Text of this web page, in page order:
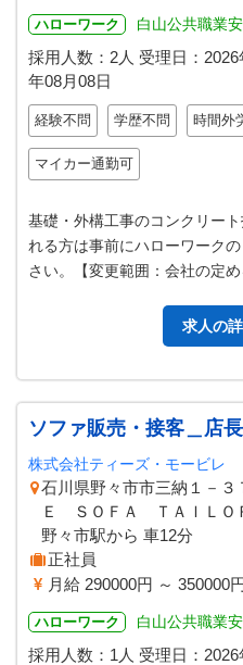
ハローワーク 白山公共職業
採用人数：2人 受理日： 2026
年08月08日
経験不問 学歴不問 時間外
マイカー通勤可
基礎・外構工事のコンクリー
れる方は事前にハローワーク
さい。【変更範囲：会社の定め
求人の
ソファ販売・接客＿店
株式会社ティーズ・モービレ
石川県野々市市三納１
Ｅ ＳＯＦＡ ＴＡＩＬ
野々市駅から 車12分
正社員
月給 290000円 ～ 350000
ハローワーク 白山公共職業
採用人数：1人 受理日： 2026